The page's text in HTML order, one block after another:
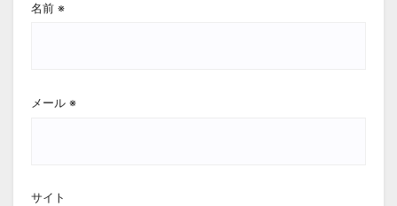
名前 ※
メール ※
サイト